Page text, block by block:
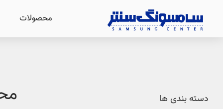
محصولات
دسته بندی ها